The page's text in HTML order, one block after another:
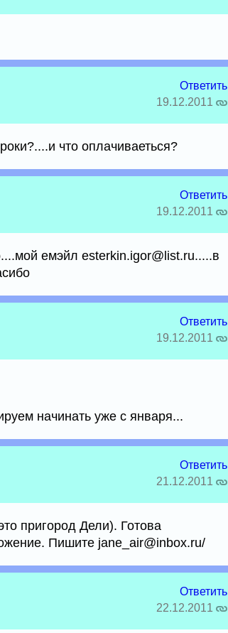
Ответить
19.12.2011
что оплачиваеться?
Ответить
19.12.2011
емэйл esterkin.igor@list.ru.....в
Ответить
19.12.2011
начинать уже с января...
Ответить
21.12.2011
пригород Дели). Готова
Пишите jane_air@inbox.ru/
Ответить
22.12.2011